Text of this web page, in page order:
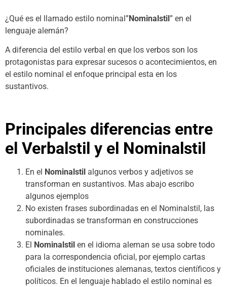
¿Qué es el llamado estilo nominal”Nominalstil” en el
lenguaje alemán?
A diferencia del estilo verbal en que los verbos son los
protagonistas para expresar sucesos o acontecimientos, en
el estilo nominal el enfoque principal esta en los
sustantivos.
Principales diferencias entre
el Verbalstil y el Nominalstil
En el Nominalstil algunos verbos y adjetivos se
transforman en sustantivos. Mas abajo escribo
algunos ejemplos
No existen frases subordinadas en el Nominalstil, las
subordinadas se transforman en construcciones
nominales.
El Nominalstil en el idioma aleman se usa sobre todo
para la correspondencia oficial, por ejemplo cartas
oficiales de instituciones alemanas, textos científicos y
políticos. En el lenguaje hablado el estilo nominal es